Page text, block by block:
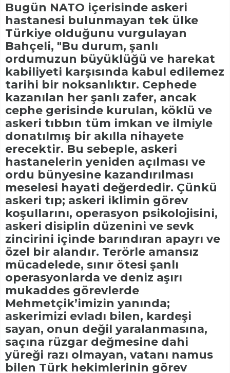
Bugün NATO içerisinde askeri
hastanesi bulunmayan tek ülke
Türkiye olduğunu vurgulayan
Bahçeli, "Bu durum, şanlı
ordumuzun büyüklüğü ve harekat
kabiliyeti karşısında kabul edilemez
tarihi bir noksanlıktır. Cephede
kazanılan her şanlı zafer, ancak
cephe gerisinde kurulan, köklü ve
askeri tıbbın tüm imkan ve ilmiyle
donatılmış bir akılla nihayete
erecektir. Bu sebeple, askeri
hastanelerin yeniden açılması ve
ordu bünyesine kazandırılması
meselesi hayati değerdedir. Çünkü
askeri tıp; askeri iklimin görev
koşullarını, operasyon psikolojisini,
askeri disiplin düzenini ve sevk
zincirini içinde barındıran apayrı ve
özel bir alandır. Terörle amansız
mücadelede, sınır ötesi şanlı
operasyonlarda ve deniz aşırı
mukaddes görevlerde
Mehmetçik’imizin yanında;
askerimizi evladı bilen, kardeşi
sayan, onun değil yaralanmasına,
saçına rüzgar değmesine dahi
yüreği razı olmayan, vatanı namus
bilen Türk hekimlerinin görev